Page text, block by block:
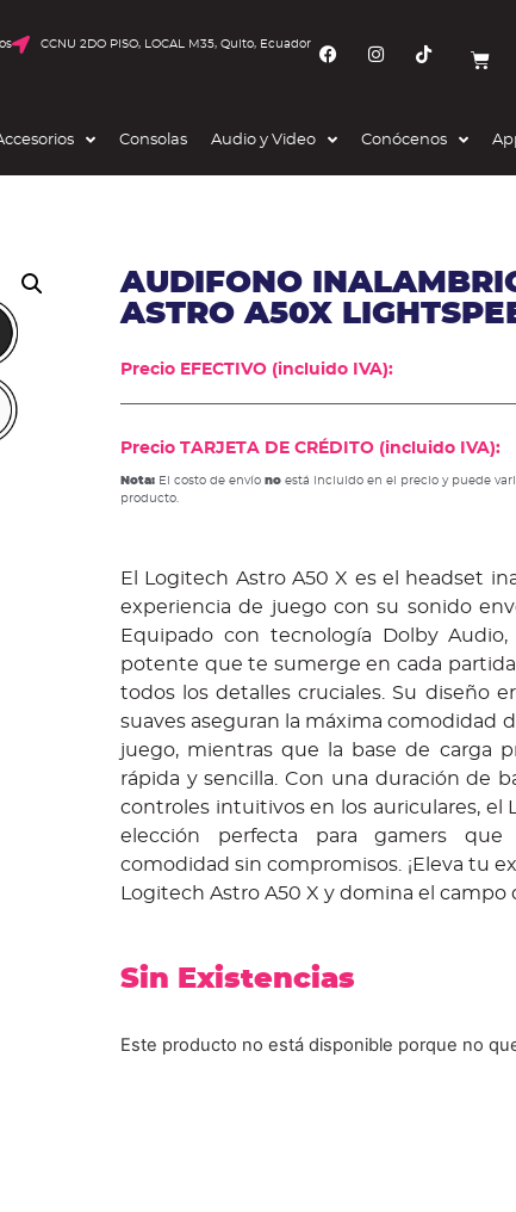
CCNU 2DO PISO, LOCAL M35, Quito, Ecuador
Consolas Audio y Video Conócenos
AUDIFONO
ASTRO A50X
Precio EFECTIVO (incluido IVA):
Precio TARJETA DE CRÉDITO (incluido IVA):
Nota:El costo de envío noestá incluido en el precio y puede
producto.
El Logitech Astro A50 X es el headset
experiencia de juego con su sonido
Equipado con tecnología Dolby
potente que te sumerge en cada
todos los detalles cruciales. Su diseño
suaves aseguran la máxima comodidad
juego, mientras que la base de carga
rápida y sencilla. Con una duración de
controles intuitivos en los auriculares, el
elección perfecta para gamers
comodidad sin compromisos. ¡Eleva tu
Logitech Astro A50 X y domina el campo
Sin Existencias
Este producto no está disponible porque no